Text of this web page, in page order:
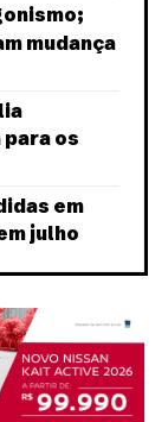
mudança
os
em
julho